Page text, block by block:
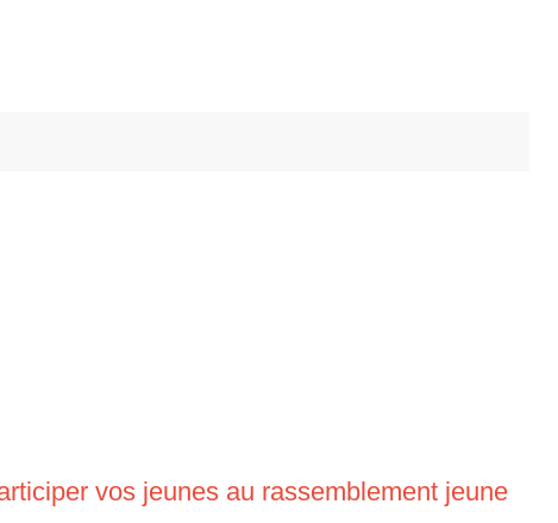
vos jeunes au rassemblement jeune